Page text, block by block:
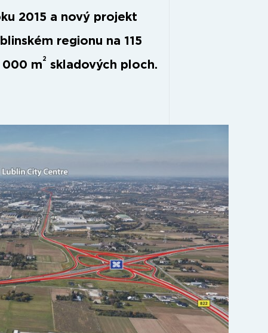
2015 a nový projekt
regionu na 115
000 m 2 skladových ploch.